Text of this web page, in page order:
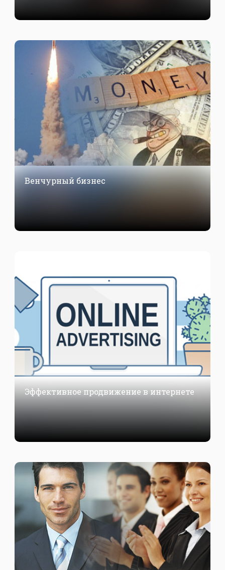
Венчурный бизнес
Эффективное продвижение в интернете